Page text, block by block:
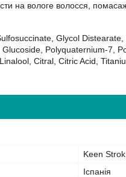
на вологе волосся,
Glycol
Polyquaternium-7,
Citral, Citric Acid,
Keen Strok
Іспанія